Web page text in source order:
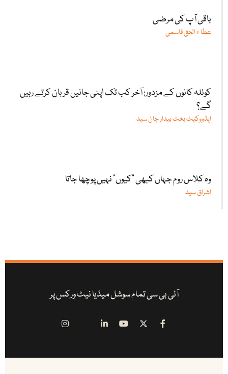
باقی آپ کی مرضی
عطا ء الحق قاسمی
کوئلہ کانوں کے مزدور: آخر کب تک اپنی جانیں قربان کرتے رہیں
گے؟
ایڈووکیٹ بخت بیدار جان سید
وہ کلاس روم جہاں کبھی "کیوں” نہیں پوچھا جاتا
اشراق سید
آئی بی سی تمام سوشل میڈیا نیٹ ورکس پر